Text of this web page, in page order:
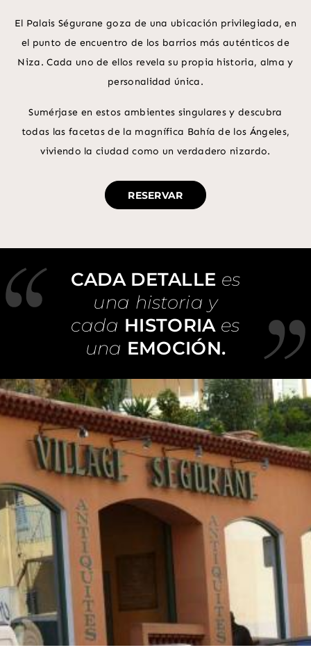
El Palais Ségurane goza de una ubicación privilegiada, en
el punto de encuentro de los barrios más auténticos de
Niza. Cada uno de ellos revela su propia historia, alma y
personalidad única.
Sumérjase en estos ambientes singulares y descubra
todas las facetas de la magnífica Bahía de los Ángeles,
viviendo la ciudad como un verdadero nizardo.
RESERVAR
CADA DETALLE es
una historia y
cada HISTORIA es
una EMOCIÓN.